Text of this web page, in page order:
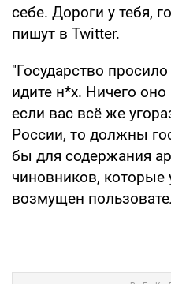
себе. Дороги у тебя,
пишут в Twitter.
"Государство
идите н*х. Ничего
если вас всё же
России, то должны
бы для содержания
чиновников, которые
возмущен